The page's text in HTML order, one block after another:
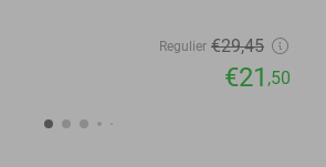
Regulier €29,45
€21 ,50